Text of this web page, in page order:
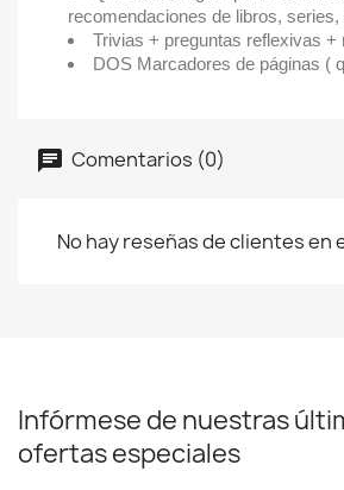
recomendaciones de libros, series,
Trivias + preguntas reflexivas +
DOS Marcadores de páginas (
Comentarios (0)
No hay reseñas de clientes en
Infórmese de nuestras
ofertas especiales